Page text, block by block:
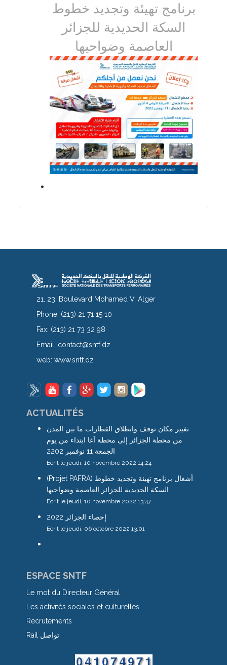
برنامج تهيئة وتجديد خطوط
السكة الحديدية للجزائر
العاصمة وضواحيها
21. 23, Boulevard Mohamed V, Alger
Phone: (213) 21 71 15 10
Fax: (213) 21 73 32 98
Email: contact@sntf.dz
web:www.sntf.dz
ACTUALITÉS
تغيير مكان توقف وانطلاق القطارات ما بين المدن
من محطة الجزائر إلى محطة آغا ابتداء من يوم
الجمعة 11 نوفمبر 2202
Ecrit le jeudi, 10 novembre 2022 14:24
(Projet PAFRA) أشغال برنامج تهيئة وتجديد خطوط
السكة الحديدية للجزائر العاصمة وضواحيها
Ecrit le jeudi, 10 novembre 2022 13:47
إحصاء الجزائر 2022
Ecrit le jeudi, 06 octobre 2022 13:01
ESPACE SNTF
Le mot du Directeur Général
Les activités sociales et culturelles
Recrutements
Rail تواصل